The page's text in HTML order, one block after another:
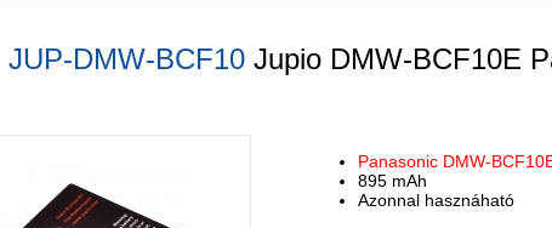
JUP-DMW-BCF10 Jupio DMW-BCF10E
Panasonic DMW-
895 mAh
Azonnal hasznáható